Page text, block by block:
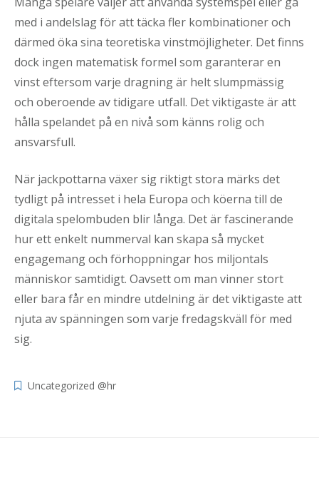
med i andelslag för att täcka fler kombinationer och
därmed öka sina teoretiska vinstmöjligheter. Det finns
dock ingen matematisk formel som garanterar en
vinst eftersom varje dragning är helt slumpmässig
och oberoende av tidigare utfall. Det viktigaste är att
hålla spelandet på en nivå som känns rolig och
ansvarsfull.
När jackpottarna växer sig riktigt stora märks det
tydligt på intresset i hela Europa och köerna till de
digitala spelombuden blir långa. Det är fascinerande
hur ett enkelt nummerval kan skapa så mycket
engagemang och förhoppningar hos miljontals
människor samtidigt. Oavsett om man vinner stort
eller bara får en mindre utdelning är det viktigaste att
njuta av spänningen som varje fredagskväll för med
sig.
Uncategorized @hr